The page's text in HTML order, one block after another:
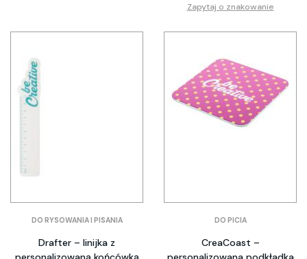
Zapytaj o znakowanie
DO RYSOWANIA I PISANIA
Drafter – linijka z
DO PICIA
CreaCoast –